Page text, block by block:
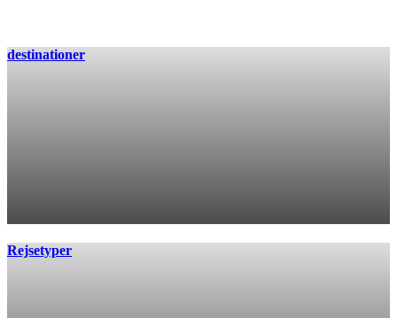
destinationer
Rejsetyper